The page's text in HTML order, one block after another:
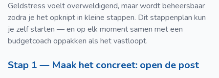
Geldstress voelt overweldigend, maar wordt beheersbaar
zodra je het opknipt in kleine stappen. Dit stappenplan kun
je zelf starten — en op elk moment samen met een
budgetcoach oppakken als het vastloopt.
Stap 1 — Maak het concreet: open de post